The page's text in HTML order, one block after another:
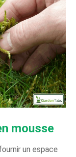
mousse
un espace